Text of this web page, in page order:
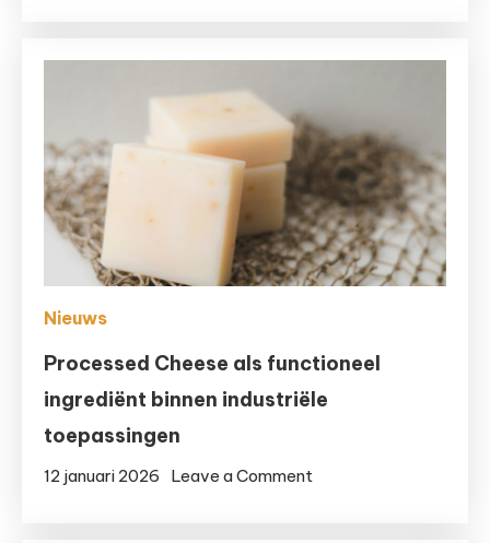
gelegenheid
Nieuws
Processed Cheese als functioneel
ingrediënt binnen industriële
toepassingen
12 januari 2026 Leave a Comment